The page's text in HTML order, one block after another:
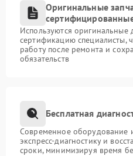
Оригинальные
Используются
сертификацию специалисты,
работу после ремонта и
обязательств
Бесплатная
Современное оборудование
экспресс-диагностику и
сроки, минимизируя время